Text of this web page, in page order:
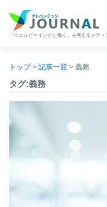
content
「ウェルビーイングに働く」を考えるメディ
トップ> 記事一覧 > 義務
タグ:義務